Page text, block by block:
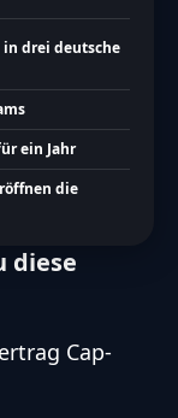
in drei deutsche
ein Jahr
die
diese
Cap-